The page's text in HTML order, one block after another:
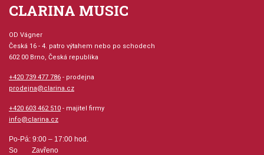
CLARINA MUSIC
OD Vágner
Česká 16 - 4. patro výtahem nebo po schodech
602 00 Brno, Česká republika
+420 739 477 786 - prodejna
prodejna@clarina.cz
+420 603 462 510 - majitel firmy
info@clarina.cz
Po-Pá: 9:00 – 17:00 hod.
So Zavřeno